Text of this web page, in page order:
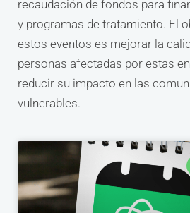
recaudación de fondos para
y programas de tratamiento. El
estos eventos es mejorar la
personas afectadas por estas
reducir su impacto en las
vulnerables.